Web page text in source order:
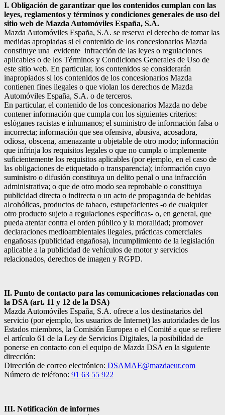
I. Obligación de garantizar que los contenidos cumplan con las
leyes, reglamentos y términos y condiciones generales de uso del
sitio web de Mazda Automóviles España, S.A.
Mazda Automóviles España, S.A. se reserva el derecho de tomar las
medidas apropiadas si el contenido de los concesionarios Mazda
constituye una evidente infracción de las leyes o regulaciones
aplicables o de los Términos y Condiciones Generales de Uso de
este sitio web. En particular, los contenidos se considerarán
inapropiados si los contenidos de los concesionarios Mazda
contienen fines ilegales o que violan los derechos de Mazda
Automóviles España, S.A. o de terceros.
En particular, el contenido de los concesionarios Mazda no debe
contener información que cumpla con los siguientes criterios:
eslóganes racistas e inhumanos; el suministro de información falsa o
incorrecta; información que sea ofensiva, abusiva, acosadora,
odiosa, obscena, amenazante u objetable de otro modo; información
que infrinja los requisitos legales o que no cumpla o implemente
suficientemente los requisitos aplicables (por ejemplo, en el caso de
las obligaciones de etiquetado o transparencia); información cuyo
suministro o difusión constituya un delito penal o una infracción
administrativa; o que de otro modo sea reprobable o constituya
publicidad directa o indirecta o un acto de propaganda de bebidas
alcohólicas, productos de tabaco, estupefacientes -o de cualquier
otro producto sujeto a regulaciones específicas- o, en general, que
pueda atentar contra el orden público y la moralidad; promover
declaraciones medioambientales ilegales, prácticas comerciales
engañosas (publicidad engañosa), incumplimiento de la legislación
aplicable a la publicidad de vehículos de motor y servicios
relacionados, derechos de imagen y RGPD.
II. Punto de contacto para las comunicaciones relacionadas con
la DSA (art. 11 y 12 de la DSA)
Mazda Automóviles España, S.A. ofrece a los destinatarios del
servicio (por ejemplo, los usuarios de Internet) las autoridades de los
Estados miembros, la Comisión Europea o el Comité a que se refiere
el artículo 61 de la Ley de Servicios Digitales, la posibilidad de
ponerse en contacto con el equipo de Mazda DSA en la siguiente
dirección:
Dirección de correo electrónico: DSAMAE@mazdaeur.com
Número de teléfono: 91 63 55 922
III. Notificación de informes